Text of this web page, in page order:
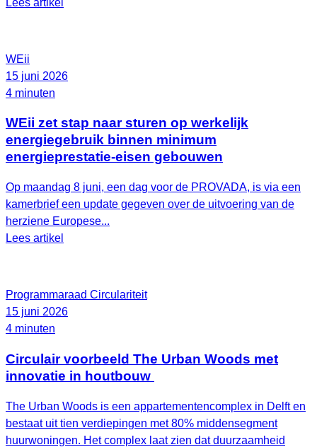
WEii
15 juni 2026
4 minuten
WEii zet stap naar sturen op werkelijk
energiegebruik binnen minimum
energieprestatie-eisen gebouwen
Op maandag 8 juni, een dag voor de PROVADA, is via een
kamerbrief een update gegeven over de uitvoering van de
herziene Europese...
Lees artikel
Programmaraad Circulariteit
15 juni 2026
4 minuten
Circulair voorbeeld The Urban Woods met
innovatie in houtbouw
The Urban Woods is een appartementencomplex in Delft en
bestaat uit tien verdiepingen met 80% middensegment
huurwoningen. Het complex laat zien dat duurzaamheid